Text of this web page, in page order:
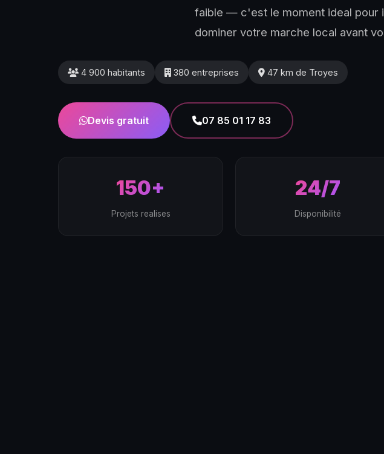
faible — c'est le moment ideal pour
dominer votre marche local avant
4 900 habitants 380 entreprises 47 km de Troyes
Devis gratuit 07 85 01 17 83
150+
Projets realises
24/7
Disponibilité